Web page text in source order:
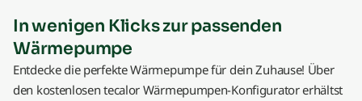
In wenigen Klicks zur passenden
Wärmepumpe
Entdecke die perfekte Wärmepumpe für dein Zuhause! Über
den kostenlosen tecalor Wärmepumpen-Konfigurator erhältst